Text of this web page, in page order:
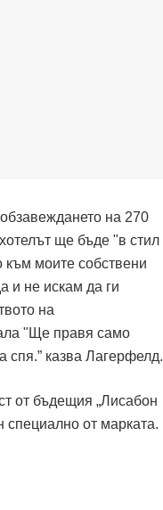
на 270
ще бъде "в стил
към моите собствени
и не искам да ги
на
"Ще правя само
спя.” казва Лагерфелд.
от бъдещия „Лисабон
специално от марката.